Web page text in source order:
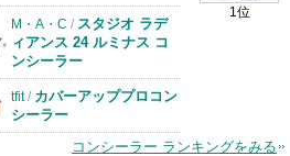
1位
M・A・C / スタジオ ラデ
ィアンス 24 ルミナス コ
ンシーラー
tfit/ カバーアッププロコン
シーラー
コンシーラー ランキングをみる